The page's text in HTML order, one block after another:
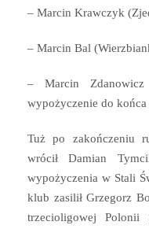
– Marcin Krawczyk
– Marcin Bal
– Marcin
wypożyczenie do
Tuż po zakończeniu
wrócił Damian
wypożyczenia w Stali
klub zasilił Grzegorz
trzecioligowej Polonii